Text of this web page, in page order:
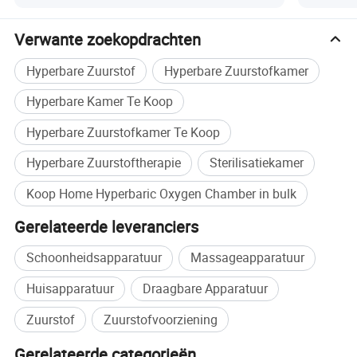
zuurstofkamer met medische druk voor volwassenen,
zuurstofkamer voor kinderen
Verwante zoekopdrachten
Hyperbare Zuurstof
Hyperbare Zuurstofkamer
Hyperbare Kamer Te Koop
Hyperbare Zuurstofkamer Te Koop
Hyperbare Zuurstoftherapie
Sterilisatiekamer
Koop Home Hyperbaric Oxygen Chamber in bulk
Gerelateerde leveranciers
Schoonheidsapparatuur
Massageapparatuur
Huisapparatuur
Draagbare Apparatuur
Zuurstof
Zuurstofvoorziening